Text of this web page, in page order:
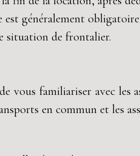
est généralement
situation de frontalier.
familiariser avec les
en commun et les